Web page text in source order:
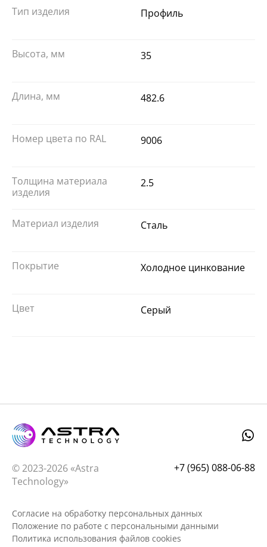
Тип изделия Профиль
Высота, мм 35
Длина, мм 482.6
Номер цвета по RAL 9006
Толщина материала
изделия
2.5
Материал изделия Сталь
Покрытие Холодное цинкование
Цвет Серый
© 2023-2026 «Astra
Technology»
+7 (965) 088-06-88
Согласие на обработку персональных данных
Положение по работе с персональными данными
Политика использования файлов cookies